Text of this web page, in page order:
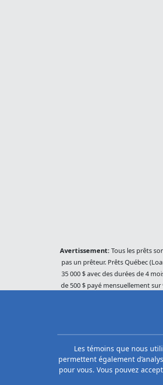
Avertissement: Tous les prêts
pas un prêteur. Prêts Québec
35 000 $ avec des durées de 4
de 500 $ payé mensuellement
protection de prêt de notre
votre prêt, votre plan de
toute l'étendue de la loi. Nos
risque Equifax, cependant,
risque Equifax
Les témoins que nous
permettent également
pour vous. Vous pouvez